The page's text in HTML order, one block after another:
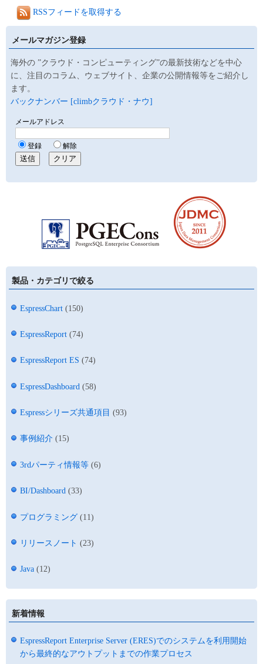
RSSフィードを取得する
メールマガジン登録
海外の ”クラウド・コンピューティング”の最新技術などを中心
に、注目のコラム、ウェブサイト、企業の公開情報等をご紹介し
ます。
バックナンバー [climbクラウド・ナウ]
製品・カテゴリで絞る
EspressChart (150)
EspressReport (74)
EspressReport ES (74)
EspressDashboard (58)
Espressシリーズ共通項目 (93)
事例紹介 (15)
3rdパーティ情報等 (6)
BI/Dashboard (33)
プログラミング (11)
リリースノート (23)
Java (12)
新着情報
EspressReport Enterprise Server (ERES)でのシステムを利用開始
から最終的なアウトプットまでの作業プロセス